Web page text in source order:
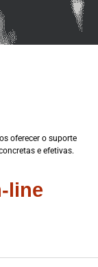
oferecer o suporte
e efetivas.
line